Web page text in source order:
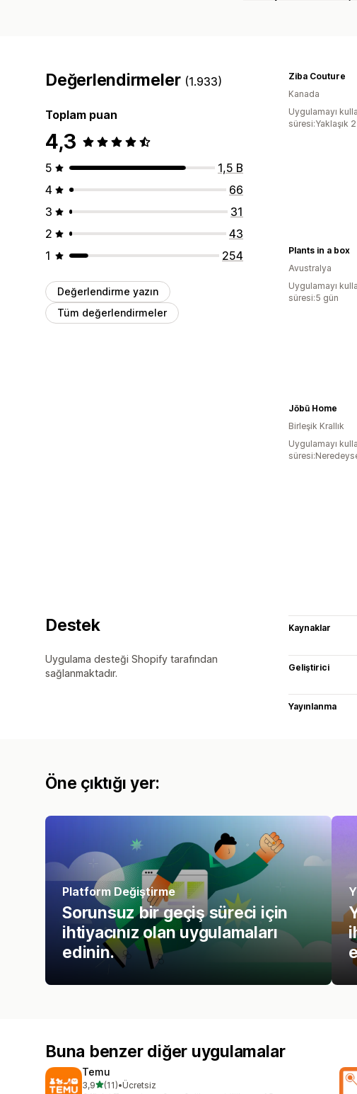
Değerlendirmeler (1.933)
Toplam puan
4,3
5
1,5 B
4
66
3
31
2
43
1
254
Değerlendirme yazın
Tüm değerlendirmeler
Ziba Couture
Kanada
Uygulamayı
süresi:Yaklaşık
Plants in a box
Avustralya
Uygulamayı
süresi:5 gün
Jōbū Home
Birleşik Krallık
Uygulamayı
Destek
Uygulama desteği Shopify tarafından
sağlanmaktadır.
Kaynaklar
Geliştirici
Yayınlanma
Öne çıktığı yer:
Platform Değiştirme
Sorunsuz bir geçiş süreci için
ihtiyacınız olan uygulamaları
edinin.
Buna benzer diğer uygulamalar
Temu
3,95 yıldız üzerinden
(11)
toplam 11 değerlendirme
•Ücretsiz